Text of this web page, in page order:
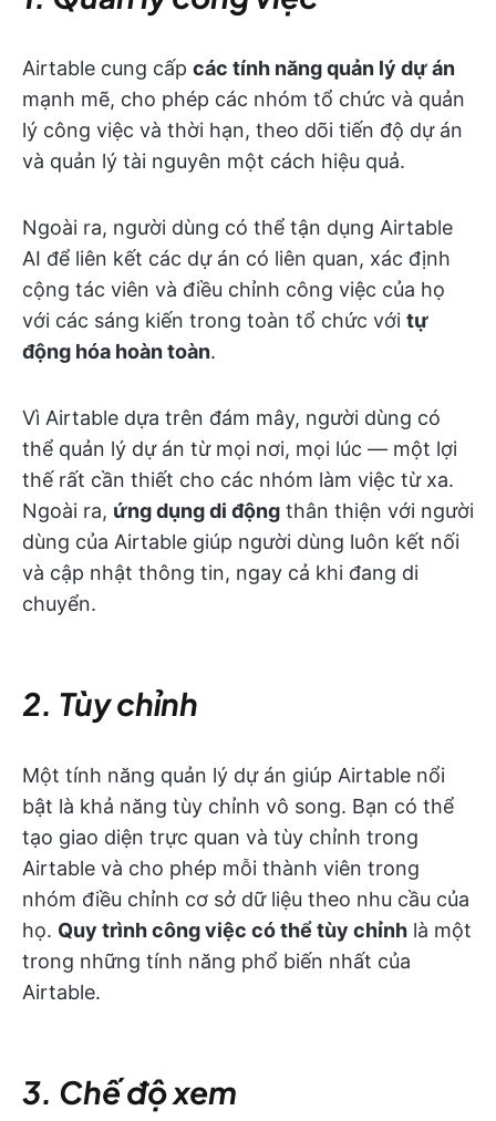
Airtable cung cấp các tính năng quản lý dự án
mạnh mẽ, cho phép các nhóm tổ chức và quản
lý công việc và thời hạn, theo dõi tiến độ dự án
và quản lý tài nguyên một cách hiệu quả.
Ngoài ra, người dùng có thể tận dụng Airtable
AI để liên kết các dự án có liên quan, xác định
cộng tác viên và điều chỉnh công việc của họ
với các sáng kiến trong toàn tổ chức với tự
động hóa hoàn toàn.
Vì Airtable dựa trên đám mây, người dùng có
thể quản lý dự án từ mọi nơi, mọi lúc — một lợi
thế rất cần thiết cho các nhóm làm việc từ xa.
Ngoài ra, ứng dụng di động thân thiện với người
dùng của Airtable giúp người dùng luôn kết nối
và cập nhật thông tin, ngay cả khi đang di
chuyển.
2. Tùy chỉnh
Một tính năng quản lý dự án giúp Airtable nổi
bật là khả năng tùy chỉnh vô song. Bạn có thể
tạo giao diện trực quan và tùy chỉnh trong
Airtable và cho phép mỗi thành viên trong
nhóm điều chỉnh cơ sở dữ liệu theo nhu cầu của
họ. Quy trình công việc có thể tùy chỉnh là một
trong những tính năng phổ biến nhất của
Airtable.
3. Chế độ xem